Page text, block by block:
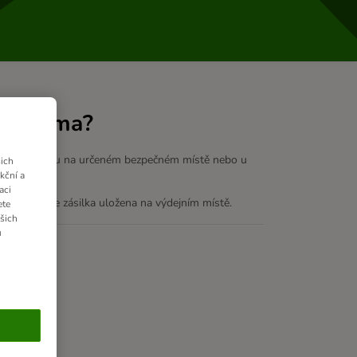
doma?
na určeném bezpečném místě nebo u
bude zásilka uložena na výdejním místě.
a